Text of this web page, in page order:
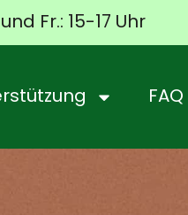
Fr.: 15-17 Uhr
FAQ